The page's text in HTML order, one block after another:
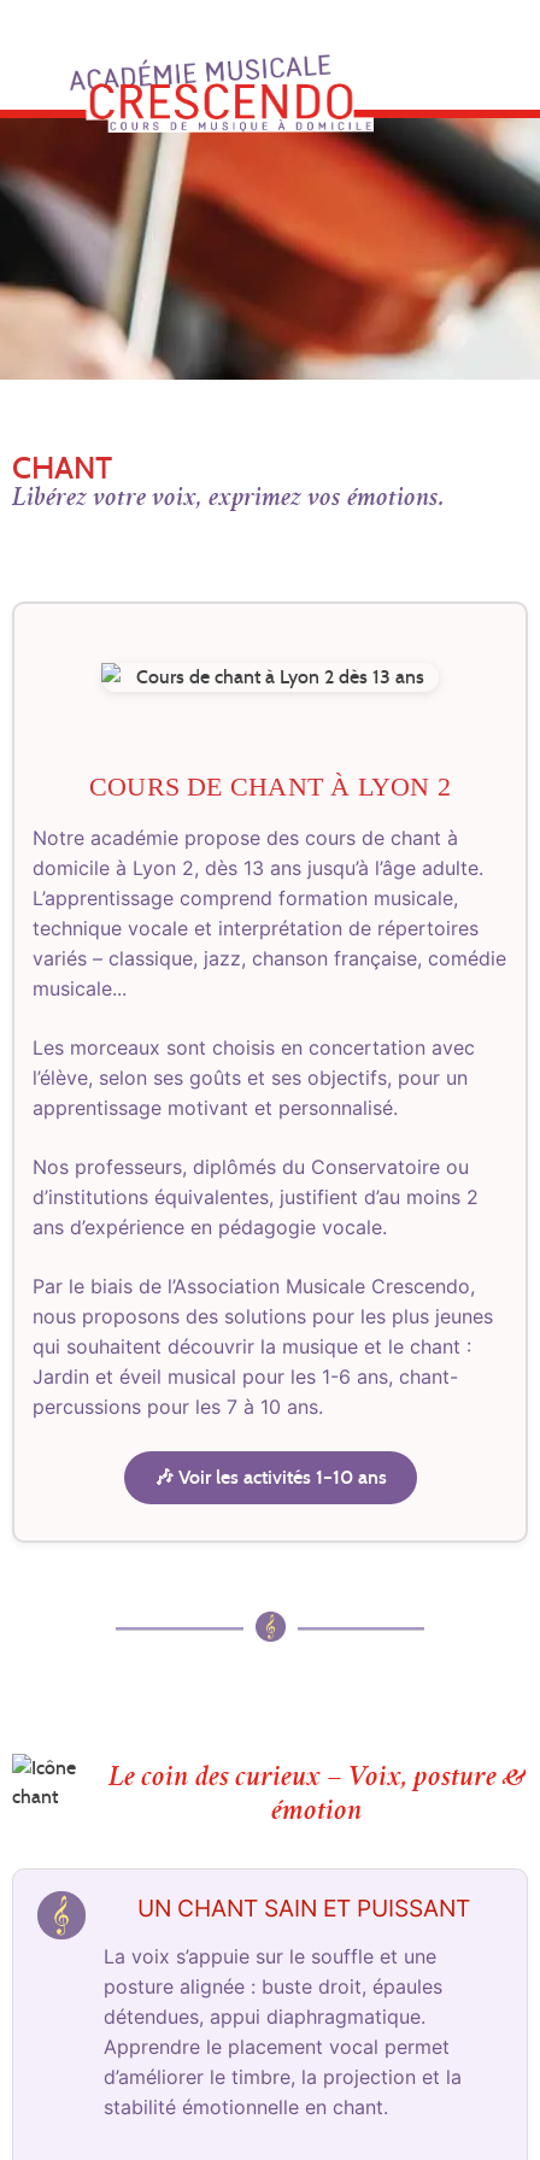
CHANT
Libérez votre voix, exprimez vos émotions.
COURS DE CHANT À LYON 2
Notre académie propose des cours de chant à
domicile à Lyon 2, dès 13 ans jusqu’à l’âge adulte.
L’apprentissage comprend formation musicale,
technique vocale et interprétation de répertoires
variés – classique, jazz, chanson française, comédie
musicale...
Les morceaux sont choisis en concertation avec
l’élève, selon ses goûts et ses objectifs, pour un
apprentissage motivant et personnalisé.
Nos professeurs, diplômés du Conservatoire ou
d’institutions équivalentes, justifient d’au moins 2
ans d’expérience en pédagogie vocale.
Par le biais de l’Association Musicale Crescendo,
nous proposons des solutions pour les plus jeunes
qui souhaitent découvrir la musique et le chant :
Jardin et éveil musical pour les 1-6 ans, chant-
percussions pour les 7 à 10 ans.
🎶 Voir les activités 1–10 ans
Le coin des curieux – Voix, posture &
émotion
UN CHANT SAIN ET PUISSANT
La voix s’appuie sur le souffle et une
posture alignée : buste droit, épaules
détendues, appui diaphragmatique.
Apprendre le placement vocal permet
d’améliorer le timbre, la projection et la
stabilité émotionnelle en chant.